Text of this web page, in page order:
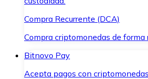
Compra Recurrente (DCA)
Compra criptomonedas de forma
Bitnovo Pay
Acepta pagos con